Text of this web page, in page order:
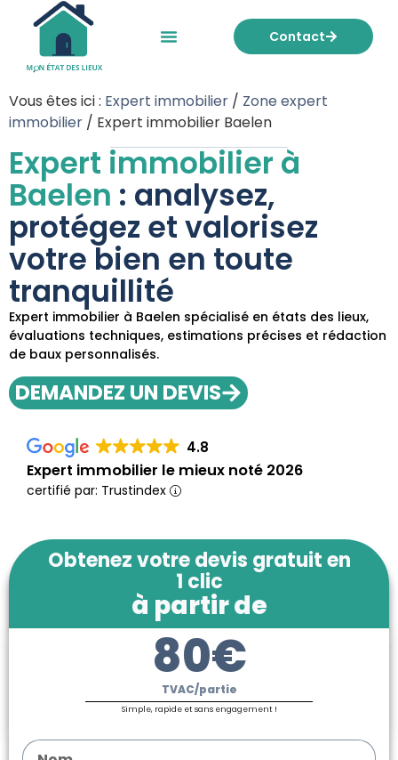
Contact
Expert immobilier à
Baelen : analysez,
protégez et valorisez
votre bien en toute
tranquillité
Expert immobilier à Baelen spécialisé en états des lieux,
évaluations techniques, estimations précises et rédaction
de baux personnalisés.
DEMANDEZ UN DEVIS
4.8
Expert immobilier le mieux noté 2026
certifié par: Trustindex
Vous êtes ici : Expert immobilier / Zone expert
immobilier / Expert immobilier Baelen
Obtenez votre devis gratuit en
1 clic
à partir de
80€
TVAC/partie
Simple, rapide et sans engagement !